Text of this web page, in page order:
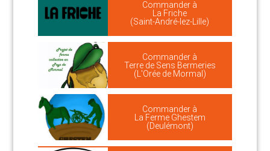
Commander à
La Friche
(Saint-André-lez-Lille)
Commander à
Terre de Sens Bermeries
(L'Orée de Mormal)
Commander à
La Ferme Ghestem
(Deulémont)